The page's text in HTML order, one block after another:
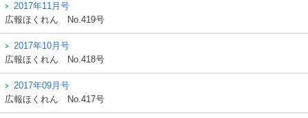
2017年11月号
広報ほくれん
No.419号
2017年10月号
広報ほくれん
No.418号
2017年09月号
広報ほくれん
No.417号